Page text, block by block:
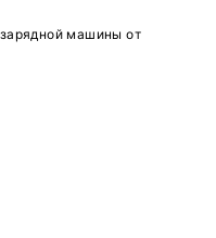
машины от